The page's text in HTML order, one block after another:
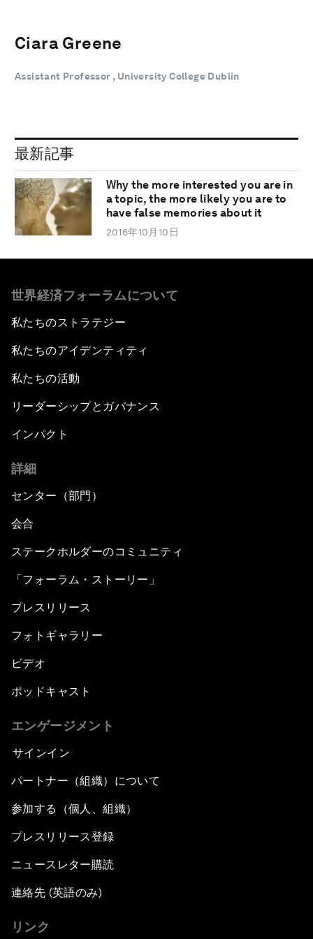
Ciara Greene
Assistant Professor , University College Dublin
最新記事
Why the more interested you are in
a topic, the more likely you are to
have false memories about it
2016年10月10日
世界経済フォーラムについて
私たちのストラテジー
私たちのアイデンティティ
私たちの活動
リーダーシップとガバナンス
インパクト
詳細
センター（部門）
会合
ステークホルダーのコミュニティ
「フォーラム・ストーリー」
プレスリリース
フォトギャラリー
ビデオ
ポッドキャスト
エンゲージメント
サインイン
パートナー（組織）について
参加する（個人、組織）
プレスリリース登録
ニュースレター購読
連絡先 (英語のみ)
リンク